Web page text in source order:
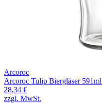
Arcoroc
Arcoroc Tulip Biergläser
28,34 €
zzgl. MwSt.